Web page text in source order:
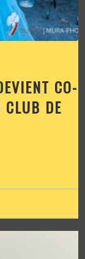
CO-
CLUB DE